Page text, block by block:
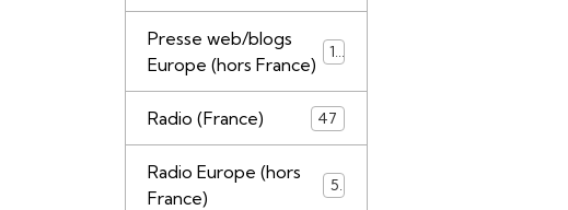
Presse web/blogs
Europe (hors France)
17
Radio (France) 47
Radio Europe (hors
France)
5